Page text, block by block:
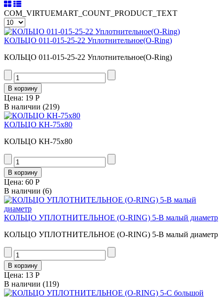
COM_VIRTUEMART_COUNT_PRODUCT_TEXT
КОЛЬЦО 011-015-25-22 Уплотнительное(O-Ring)
КОЛЬЦО 011-015-25-22 Уплотнительное(O-Ring)
Цена: 19 Р
В наличии (219)
КОЛЬЦО КН-75х80
КОЛЬЦО КН-75х80
Цена: 60 Р
В наличии (6)
КОЛЬЦО УПЛОТНИТЕЛЬНОЕ (O-RING) 5-B малый диаметр
КОЛЬЦО УПЛОТНИТЕЛЬНОЕ (O-RING) 5-B малый диаметр
Цена: 13 Р
В наличии (119)